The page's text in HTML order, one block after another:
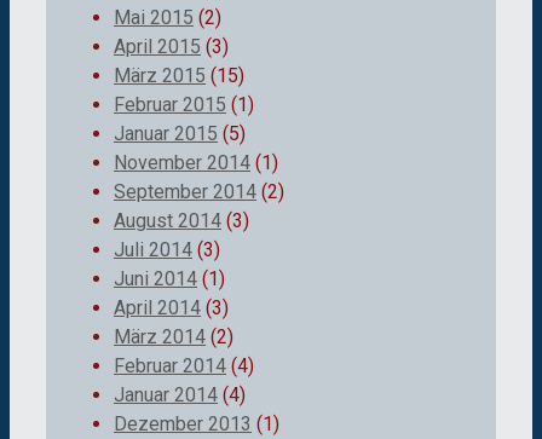
Mai 2015 (2)
April 2015 (3)
März 2015 (15)
Februar 2015 (1)
Januar 2015 (5)
November 2014 (1)
September 2014 (2)
August 2014 (3)
Juli 2014 (3)
Juni 2014 (1)
April 2014 (3)
März 2014 (2)
Februar 2014 (4)
Januar 2014 (4)
Dezember 2013 (1)